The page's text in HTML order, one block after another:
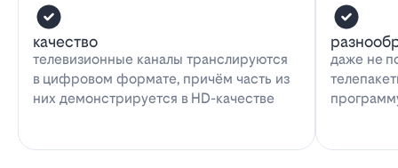
качество
телевизионные каналы транслируются
в цифровом формате, причём часть из
них демонстрируется в HD-качестве
даже не